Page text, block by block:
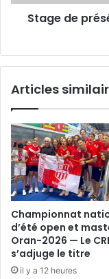
Stage de
Articles
Championnat
d’été open et
Oran-2026 — Le
s’adjuge le titre
il y a 12 heures